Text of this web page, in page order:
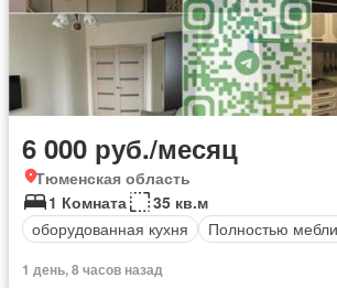
6 000 руб./месяц
Тюменская область
1 Комната
35 кв.м
оборудованная кухня
Полностью
1 день, 8 часов назад